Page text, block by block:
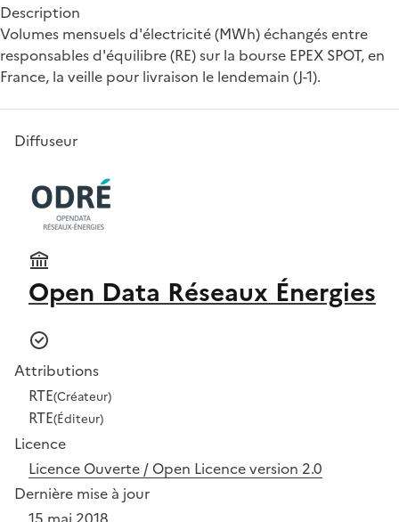
Description
Volumes mensuels d'électricité (MWh) échangés entre
responsables d'équilibre (RE) sur la bourse EPEX SPOT, en
France, la veille pour livraison le lendemain (J-1).
Diffuseur
Open Data Réseaux Énergies
Attributions
RTE(Créateur)
RTE(Éditeur)
Licence
Licence Ouverte / Open Licence version 2.0
Dernière mise à jour